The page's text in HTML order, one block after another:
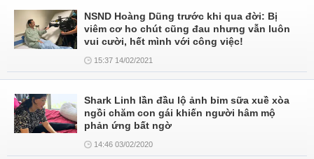
NSND Hoàng Dũng trước khi qua đời: Bị
viêm cơ ho chút cũng đau nhưng vẫn luôn
vui cười, hết mình với công việc!
15:37 14/02/2021
Shark Linh lần đầu lộ ảnh bỉm sữa xuề xòa
ngồi chăm con gái khiến người hâm mộ
phản ứng bất ngờ
14:46 03/02/2020